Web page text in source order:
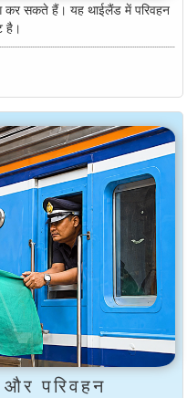
कर सकते हैं। यह थाईलैंड में परिवहन
है।
और परिवहन